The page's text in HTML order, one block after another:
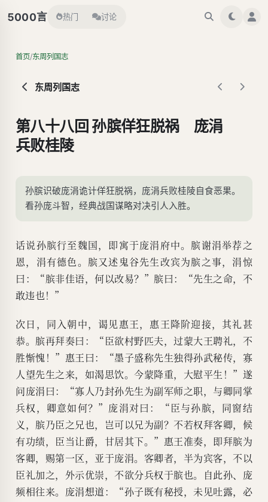
5000言 热门 讨论
首页/东周列国志
东周列国志
第八十八回 孙膑佯狂脱祸 庞涓
兵败桂陵
孙膑识破庞涓诡计佯狂脱祸，庞涓兵败桂陵自食恶果。
看孙庞斗智，经典战国谋略对决引人入胜。
话说孙膑行至魏国，即寓于庞涓府中。膑谢涓举荐之
恩，涓有德色。膑又述鬼谷先生改宾为膑之事，涓惊
曰：“膑非佳语，何以改易？”膑曰：“先生之命，不
敢违也！”
次日，同入朝中，谒见惠王，惠王降阶迎接，其礼甚
恭。膑再拜奏曰：“臣欲村野匹夫，过蒙大王聘礼，不
胜惭愧！”惠王曰：“墨子盛称先生独得孙武秘传，寡
人望先生之来，如渴思饮。今蒙降重，大慰平生！”遂
问庞涓曰：“寡人乃封孙先生为副军师之职，与卿同掌
兵权，卿意如何？”庞涓对曰：“臣与孙膑，同窗结
义，膑乃臣之兄也，岂可以兄为副？不若权拜客卿，候
有功绩，臣当让爵，甘居其下。”惠王准奏，即拜膑为
客卿，赐第一区，亚于庞涓。客卿者，半为宾客，不以
臣礼加之，外示优崇，不欲分兵权于膑也。自此孙、庞
频相往来。庞涓想道：“孙子既有秘授，未见吐露，必